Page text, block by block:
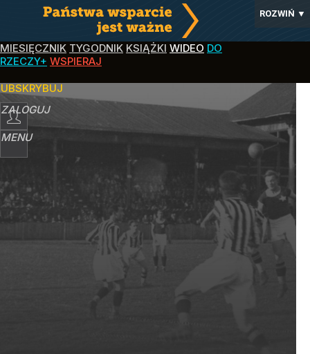
ROZWIŃ ▼
MIESIĘCZNIK TYGODNIK KSIĄŻKI WIDEO DO
RZECZY+ WSPIERAJ
ZALOGUJ
MENU